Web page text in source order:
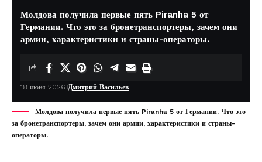
Молдова получила первые пять Piranha 5 от
Германии. Что это за бронетранспортеры, зачем они
армии, характеристики и страны-операторы.
18 июня 2026 Дмитрий Васильев
Молдова получила первые пять Piranha 5 от Германии. Что это
за бронетранспортеры, зачем они армии, характеристики и страны-
операторы.